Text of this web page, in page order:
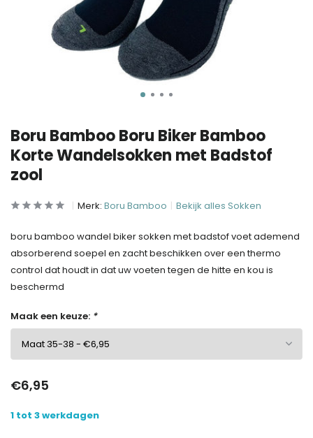
Boru Bamboo Boru Biker Bamboo
Korte Wandelsokken met Badstof
zool
Merk: Boru Bamboo Bekijk alles Sokken
boru bamboo wandel biker sokken met badstof voet ademend
absorberend soepel en zacht beschikken over een thermo
control dat houdt in dat uw voeten tegen de hitte en kou is
beschermd
Maak een keuze: *
€6,95
1 tot 3 werkdagen